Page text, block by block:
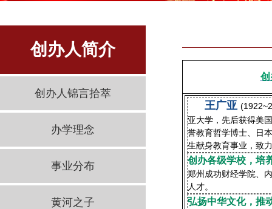
创办人简介
创办人锦言拾萃
办学理念
事业分布
黄河之子
创
王广亚
亚大学，先后获得美
誉教育哲学博士、日
生献身教育事业，致
创办各级学校，培
郑州成功财经学院、
人才。
弘扬中华文化，推